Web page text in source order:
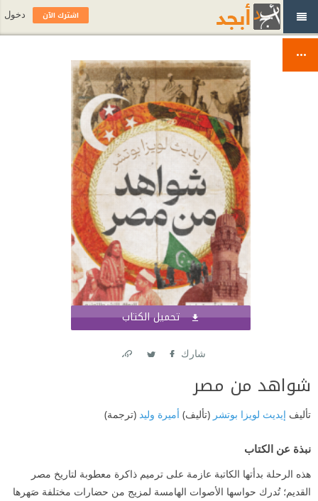
تحميل الكتاب
شارك
شواهد من مصر
تأليف إيديث لويزا بوتشر (تأليف) أميرة وليد (ترجمة)
نبذة عن الكتاب
هذه الرحلة بدأتها الكاتبة عازمة على ترميم ذاكرة معطوبة لتاريخ مصر
القديم؛ تُدرك حواسها الأصوات الهامسة لمزيج من حضارات مختلفة صَهرها
اشترك الآن دخول